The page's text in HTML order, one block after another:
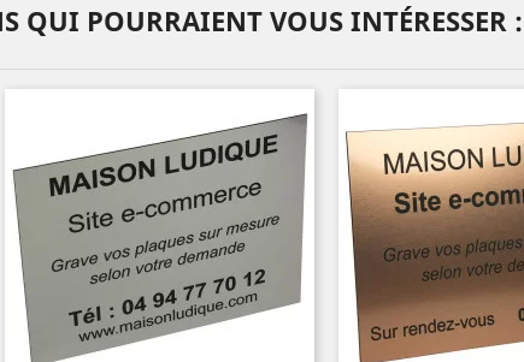
QUI POURRAIENT VOUS INTÉRESSER :